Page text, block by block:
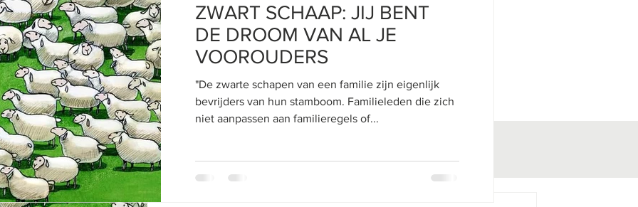
ZWART SCHAAP: JIJ BENT
DE DROOM VAN AL JE
VOOROUDERS
"De zwarte schapen van een familie zijn eigenlijk
bevrijders van hun stamboom. Familieleden die zich
niet aanpassen aan familieregels of...